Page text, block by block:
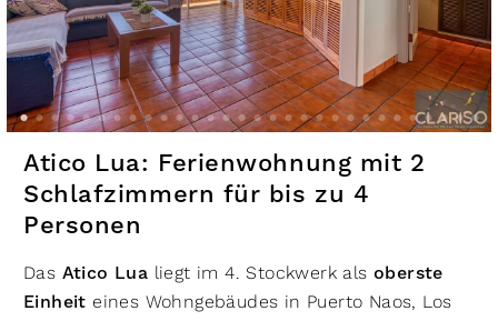
Atico Lua: Ferienwohnung mit 2
Schlafzimmern für bis zu 4
Personen
Das Atico Lua liegt im 4. Stockwerk als oberste
Einheit eines Wohngebäudes in Puerto Naos, Los